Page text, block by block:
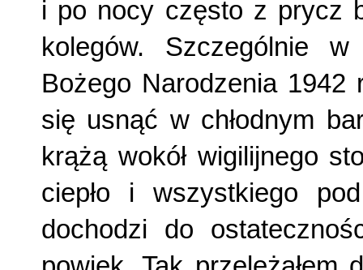
i po nocy często z prycz
kolegów. Szczególnie
Bożego Narodzenia
się usnąć w chłodnym
krążą wokół wigilijnego
ciepło i wszystkiego
dochodzi do